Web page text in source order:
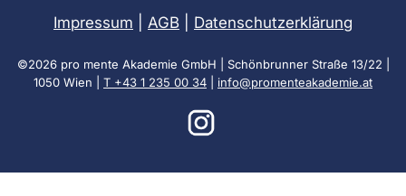
Impressum AGB Datenschutzerklärung
©2026 pro mente Akademie GmbH | Schönbrunner Straße 13/22 |
1050 Wien | T +43 1 235 00 34 info@promenteakademie.at